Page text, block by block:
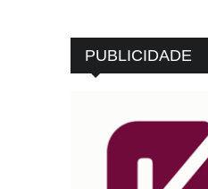
PUBLICIDADE